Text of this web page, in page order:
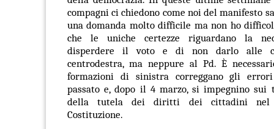
compagni ci chiedono come noi del manifesto
una domanda molto difficile ma non ho
che le uniche certezze riguardano la
disperdere il voto e di non darlo alle
centrodestra, ma neppure al Pd. È
formazioni di sinistra correggano gli
passato e, dopo il 4 marzo, si impegnino sui
della tutela dei diritti dei cittadini nel
Costituzione.